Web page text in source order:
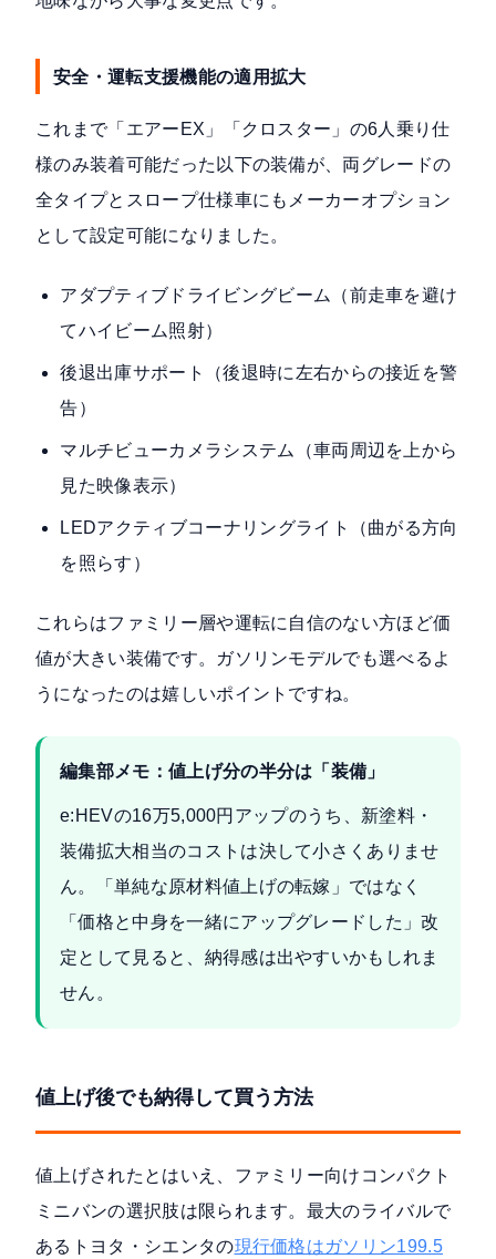
安全・運転支援機能の適用拡大
これまで「エアーEX」「クロスター」の6人乗り仕
様のみ装着可能だった以下の装備が、両グレードの
全タイプとスロープ仕様車にもメーカーオプション
として設定可能になりました。
アダプティブドライビングビーム（前走車を避け
てハイビーム照射）
後退出庫サポート（後退時に左右からの接近を警
告）
マルチビューカメラシステム（車両周辺を上から
見た映像表示）
LEDアクティブコーナリングライト（曲がる方向
を照らす）
これらはファミリー層や運転に自信のない方ほど価
値が大きい装備です。ガソリンモデルでも選べるよ
うになったのは嬉しいポイントですね。
編集部メモ：値上げ分の半分は「装備」
e:HEVの16万5,000円アップのうち、新塗料・
装備拡大相当のコストは決して小さくありませ
ん。「単純な原材料値上げの転嫁」ではなく
「価格と中身を一緒にアップグレードした」改
定として見ると、納得感は出やすいかもしれま
せん。
値上げ後でも納得して買う方法
値上げされたとはいえ、ファミリー向けコンパクト
ミニバンの選択肢は限られます。最大のライバルで
あるトヨタ・シエンタの現行価格はガソリン199.5